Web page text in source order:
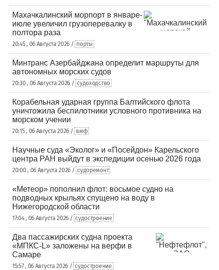
Махачкалинский морпорт в январе-
июле увеличил грузоперевалку в
полтора раза
20:45 , 06 Августа 2026 / порты
Минтранс Азербайджана определит маршруты для
автономных морских судов
20:30 , 06 Августа 2026 / судоходство
Корабельная ударная группа Балтийского флота
уничтожила беспилотники условного противника на
морском учении
20:15 , 06 Августа 2026 / вмф
Научные суда «Эколог» и «Посейдон» Карельского
центра РАН выйдут в экспедиции осенью 2026 года
20:00 , 06 Августа 2026 / судоремонт
«Метеор» пополнил флот: восьмое судно на
подводных крыльях спущено на воду в
Нижегородской области
17:04 , 06 Августа 2026 / судостроение
Два пассажирских судна проекта
«МПКС-L» заложены на верфи в
Самаре
15:57 , 06 Августа 2026 / судостроение